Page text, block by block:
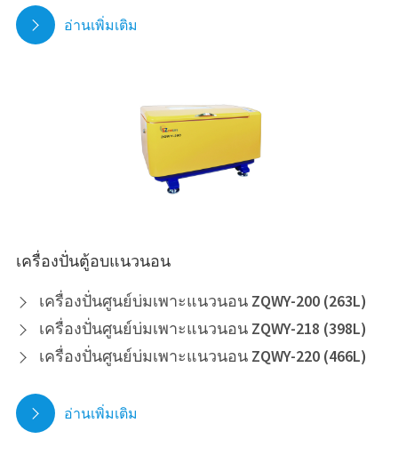
 อ่านเพิ่มเติม
เครื่องปั่นตู้อบแนวนอน
 เครื่องปั่นศูนย์บ่มเพาะแนวนอน ZQWY-200 (263L)
 เครื่องปั่นศูนย์บ่มเพาะแนวนอน ZQWY-218 (398L)
 เครื่องปั่นศูนย์บ่มเพาะแนวนอน ZQWY-220 (466L)
 อ่านเพิ่มเติม